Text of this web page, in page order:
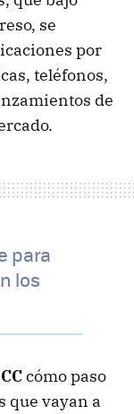
se
por
teléfonos,
de
para
los
cómo paso
que vayan a